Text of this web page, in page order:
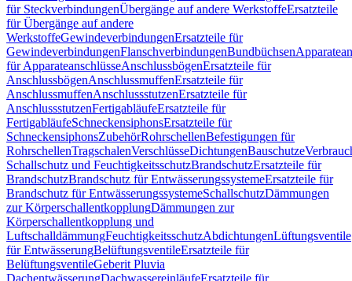
für SteckverbindungenÜbergänge auf andere WerkstoffeErsatzteile
für Übergänge auf andere
WerkstoffeGewindeverbindungenErsatzteile für
GewindeverbindungenFlanschverbindungenBundbüchsen
für ApparateanschlüsseAnschlussbögenErsatzteile für
AnschlussbögenAnschlussmuffenErsatzteile für
AnschlussmuffenAnschlussstutzenErsatzteile für
AnschlussstutzenFertigabläufeErsatzteile für
FertigabläufeSchneckensiphonsErsatzteile für
SchneckensiphonsZubehörRohrschellenBefestigungen für
RohrschellenTragschalenVerschlüsseDichtungenBauschutze
Schallschutz und FeuchtigkeitsschutzBrandschutzErsatzteile für
BrandschutzBrandschutz für EntwässerungssystemeErsatzteile für
Brandschutz für EntwässerungssystemeSchallschutzDämmungen
zur KörperschallentkopplungDämmungen zur
Körperschallentkopplung und
LuftschalldämmungFeuchtigkeitsschutzAbdichtungenLüftungsventile
für EntwässerungBelüftungsventileErsatzteile für
BelüftungsventileGeberit Pluvia
DachentwässerungDachwassereinläufeErsatzteile für